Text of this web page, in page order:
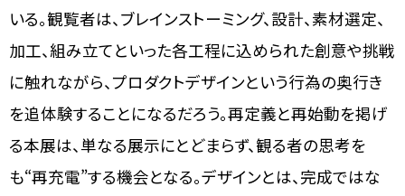
いる。観覧者は、ブレインストーミング、設計、素材選定、
加工、組み立てといった各工程に込められた創意や挑戦
に触れながら、プロダクトデザインという行為の奥行き
を追体験することになるだろう。再定義と再始動を掲げ
る本展は、単なる展示にとどまらず、観る者の思考を
も“再充電”する機会となる。デザインとは、完成ではな